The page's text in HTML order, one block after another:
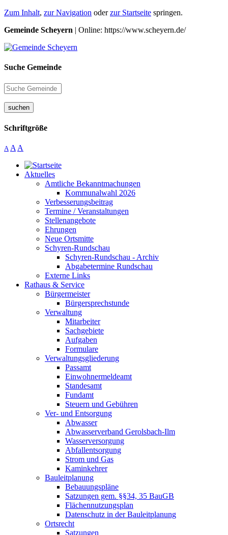
Zum Inhalt, zur Navigation oderzur Startseite springen.
Gemeinde Scheyern | Online: https://www.scheyern.de/
Suche Gemeinde
suchen
Schriftgröße
A A A
Aktuelles
Amtliche Bekanntmachungen
Kommunalwahl 2026
Verbesserungsbeitrag
Termine / Veranstaltungen
Stellenangebote
Ehrungen
Neue Ortsmitte
Schyren-Rundschau
Schyren-Rundschau - Archiv
Abgabetermine Rundschau
Externe Links
Rathaus & Service
Bürgermeister
Bürgersprechstunde
Verwaltung
Mitarbeiter
Sachgebiete
Aufgaben
Formulare
Verwaltungsgliederung
Passamt
Einwohnermeldeamt
Standesamt
Fundamt
Steuern und Gebühren
Ver- und Entsorgung
Abwasser
Abwasserverband Gerolsbach-Ilm
Wasserversorgung
Abfallentsorgung
Strom und Gas
Kaminkehrer
Bauleitplanung
Bebauungspläne
Satzungen gem. §§34, 35 BauGB
Flächennutzungsplan
Datenschutz in der Bauleitplanung
Ortsrecht
Satzungen